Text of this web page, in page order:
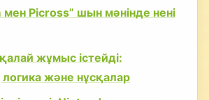
мен Picross” шын мәнінде нені
жұмыс істейді:
және нұсқалар